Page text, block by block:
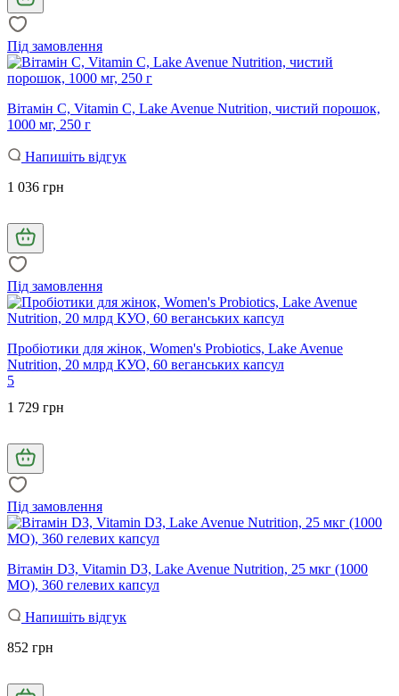
Під замовлення
Вітамін C, Vitamin C, Lake Avenue Nutrition, чистий порошок,
1000 мг, 250 г
Напишіть відгук
1 036 грн
Під замовлення
Пробіотики для жінок, Women's Probiotics, Lake Avenue
Nutrition, 20 млрд КУО, 60 веганських капсул
5
1 729 грн
Під замовлення
Вітамін D3, Vitamin D3, Lake Avenue Nutrition, 25 мкг (1000
МО), 360 гелевих капсул
Напишіть відгук
852 грн